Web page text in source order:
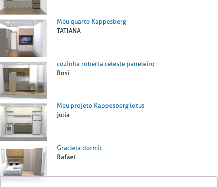
Meu quarto Kappesberg
TATIANA
cozinha roberta celeste paneleiro
Rosi
Meu projeto Kappesberg lotus
julia
Graciela dormit.
Rafael